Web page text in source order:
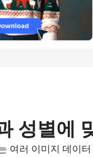
성별에
여러 이미지 데이